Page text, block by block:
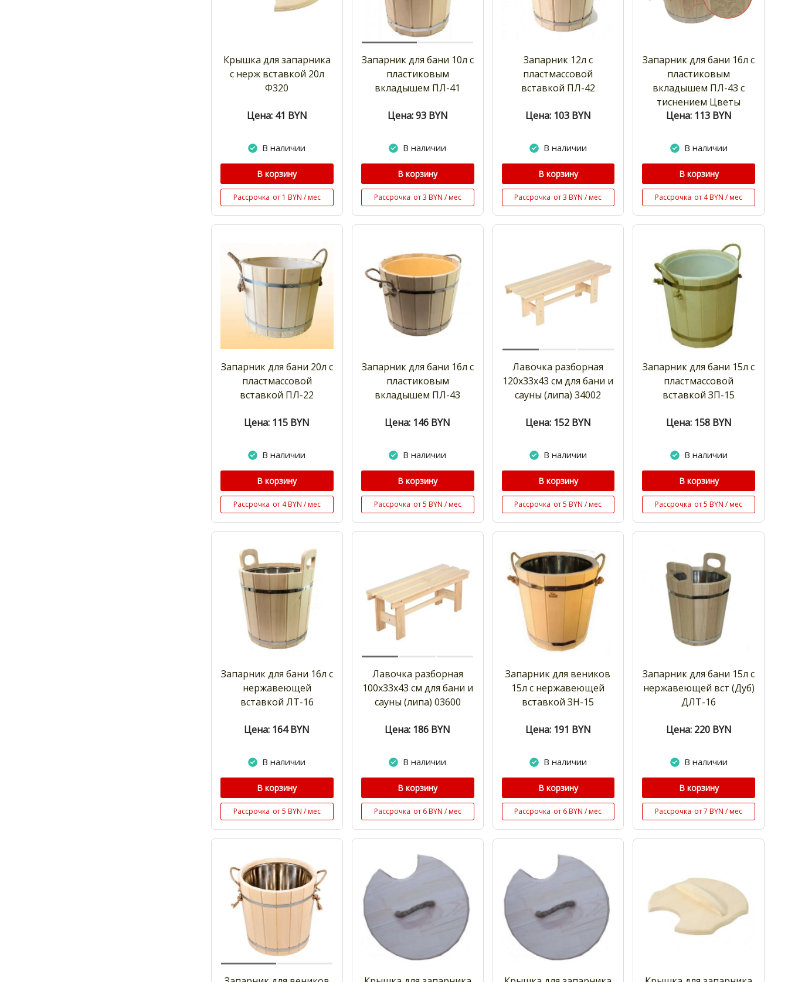
Крышка для запарника
с нерж вставкой 20л
Ф320
Цена: 41 BYN
В наличии
В корзину
Рассрочка от 1 BYN / мес
Запарник для бани 10л с
пластиковым
вкладышем ПЛ-41
Цена: 93 BYN
В наличии
В корзину
Рассрочка от 3 BYN / мес
Запарник 12л с
пластмассовой
вставкой ПЛ-42
Цена: 103 BYN
В наличии
В корзину
Рассрочка от 3 BYN / мес
Запарник для бани 16л с
пластиковым
вкладышем ПЛ-43 с
тиснением Цветы
Цена: 113 BYN
В наличии
В корзину
Рассрочка от 4 BYN / мес
Запарник для бани 20л с
пластмассовой
вставкой ПЛ-22
Цена: 115 BYN
В наличии
В корзину
Рассрочка от 4 BYN / мес
Запарник для бани 16л с
пластиковым
вкладышем ПЛ-43
Цена: 146 BYN
В наличии
В корзину
Рассрочка от 5 BYN / мес
Лавочка разборная
120х33х43 см для бани и
сауны (липа) 34002
Цена: 152 BYN
В наличии
В корзину
Рассрочка от 5 BYN / мес
Запарник для бани 15л с
пластмассовой
вставкой ЗП-15
Цена: 158 BYN
В наличии
В корзину
Рассрочка от 5 BYN / мес
Запарник для бани 16л с
нержавеющей
вставкой ЛТ-16
Цена: 164 BYN
В наличии
В корзину
Рассрочка от 5 BYN / мес
Лавочка разборная
100х33х43 см для бани и
сауны (липа) 03600
Цена: 186 BYN
В наличии
В корзину
Рассрочка от 6 BYN / мес
Запарник для веников
15л с нержавеющей
вставкой ЗН-15
Цена: 191 BYN
В наличии
В корзину
Рассрочка от 6 BYN / мес
Запарник для бани 15л с
нержавеющей вст (Дуб)
ДЛТ-16
Цена: 220 BYN
В наличии
В корзину
Рассрочка от 7 BYN / мес